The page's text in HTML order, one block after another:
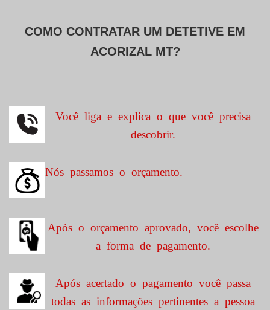
COMO CONTRATAR UM DETETIVE EM
ACORIZAL MT?
Você liga e explica o que você precisa
descobrir.
Nós passamos o orçamento.
Após o orçamento aprovado, você escolhe
a forma de pagamento.
Após acertado o pagamento você passa
todas as informações pertinentes a pessoa